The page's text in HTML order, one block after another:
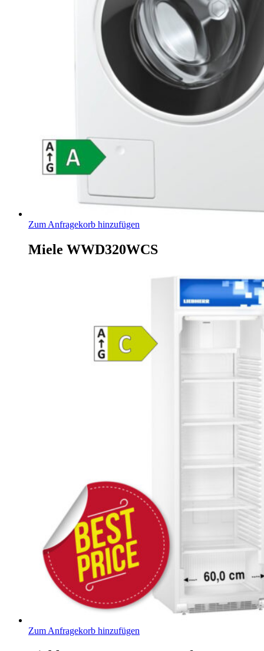
Zum Anfragekorb hinzufügen
Miele WWD320WCS
Zum Anfragekorb hinzufügen